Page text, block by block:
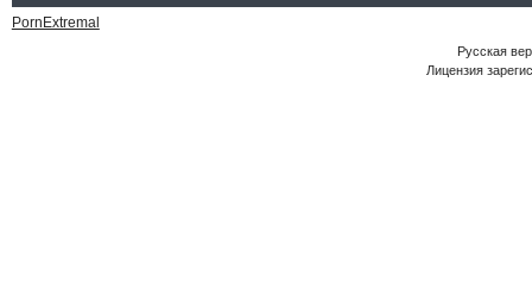
PornExtremal
Русская
Лицензия